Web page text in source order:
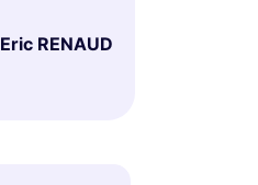
Eric RENAUD